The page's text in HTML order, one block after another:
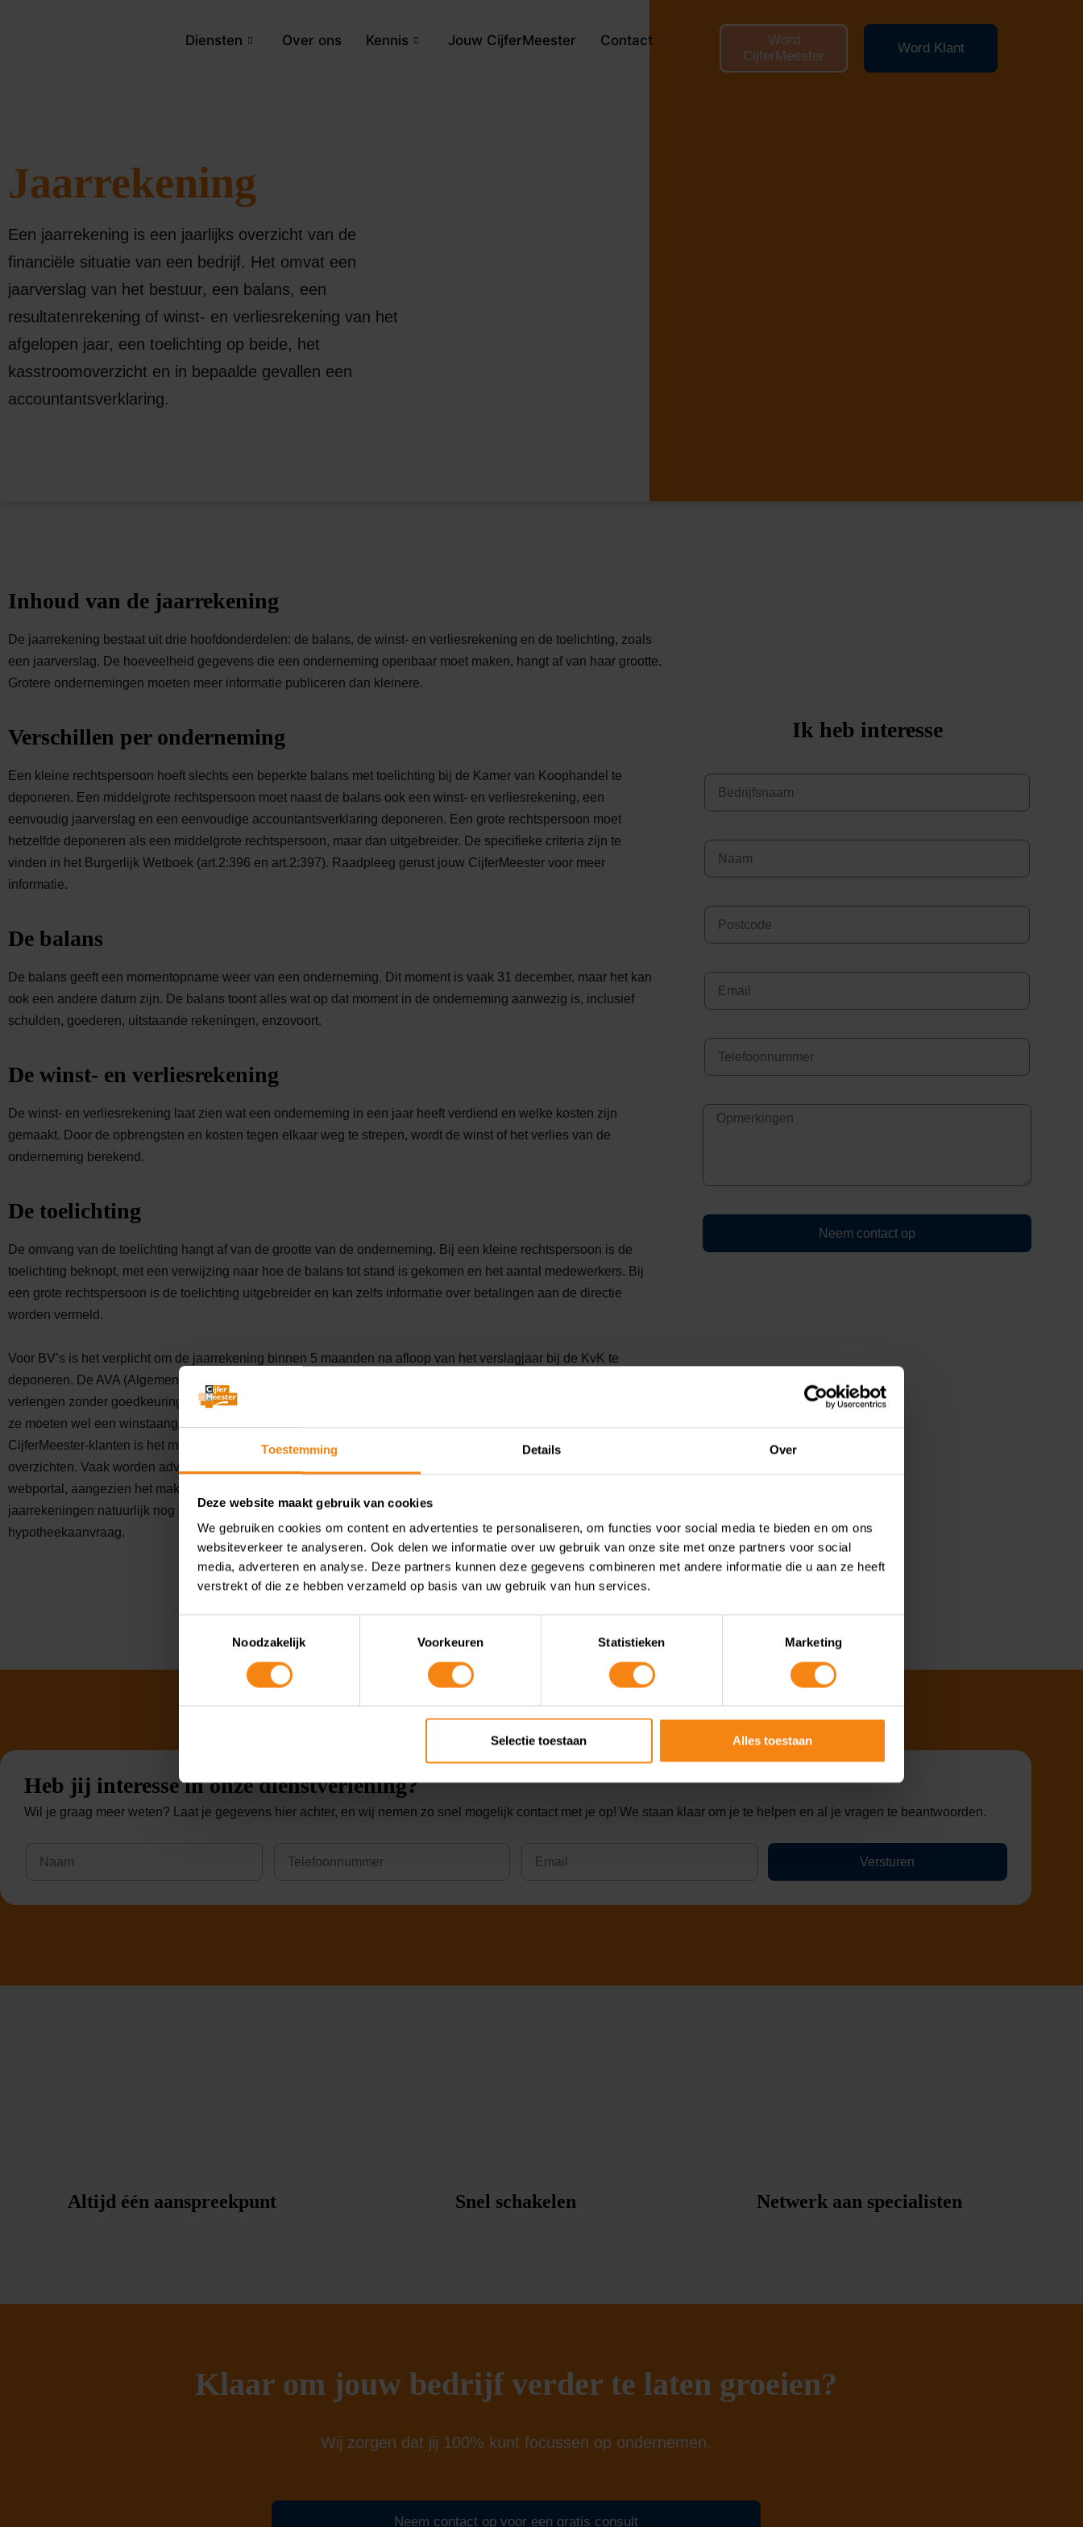
Toestemming Details Over
Deze website maakt gebruik van cookies
We gebruiken cookies om content en advertenties te personaliseren, om functies voor social media te bieden en om ons
websiteverkeer te analyseren. Ook delen we informatie over uw gebruik van onze site met onze partners voor social
media, adverteren en analyse. Deze partners kunnen deze gegevens combineren met andere informatie die u aan ze heeft
verstrekt of die ze hebben verzameld op basis van uw gebruik van hun services.
Noodzakelijk
Voorkeuren Statistieken Marketing
Selectie toestaan Alles toestaan
Diensten Over ons Kennis Jouw CijferMeester Contact
Word
CijferMeester
Word Klant
Jaarrekening
Een jaarrekening is een jaarlijks overzicht van de
financiële situatie van een bedrijf. Het omvat een
jaarverslag van het bestuur, een balans, een
resultatenrekening of winst- en verliesrekening van het
afgelopen jaar, een toelichting op beide, het
kasstroomoverzicht en in bepaalde gevallen een
accountantsverklaring.
Inhoud van de jaarrekening
De jaarrekening bestaat uit drie hoofdonderdelen: de balans, de winst- en verliesrekening en de toelichting, zoals
een jaarverslag. De hoeveelheid gegevens die een onderneming openbaar moet maken, hangt af van haar grootte.
Grotere ondernemingen moeten meer informatie publiceren dan kleinere.
Verschillen per onderneming
Een kleine rechtspersoon hoeft slechts een beperkte balans met toelichting bij de Kamer van Koophandel te
deponeren. Een middelgrote rechtspersoon moet naast de balans ook een winst- en verliesrekening, een
eenvoudig jaarverslag en een eenvoudige accountantsverklaring deponeren. Een grote rechtspersoon moet
hetzelfde deponeren als een middelgrote rechtspersoon, maar dan uitgebreider. De specifieke criteria zijn te
vinden in het Burgerlijk Wetboek (art.2:396 en art.2:397). Raadpleeg gerust jouw CijferMeester voor meer
informatie.
De balans
De balans geeft een momentopname weer van een onderneming. Dit moment is vaak 31 december, maar het kan
ook een andere datum zijn. De balans toont alles wat op dat moment in de onderneming aanwezig is, inclusief
schulden, goederen, uitstaande rekeningen, enzovoort.
De winst- en verliesrekening
De winst- en verliesrekening laat zien wat een onderneming in een jaar heeft verdiend en welke kosten zijn
gemaakt. Door de opbrengsten en kosten tegen elkaar weg te strepen, wordt de winst of het verlies van de
onderneming berekend.
De toelichting
De omvang van de toelichting hangt af van de grootte van de onderneming. Bij een kleine rechtspersoon is de
toelichting beknopt, met een verwijzing naar hoe de balans tot stand is gekomen en het aantal medewerkers. Bij
een grote rechtspersoon is de toelichting uitgebreider en kan zelfs informatie over betalingen aan de directie
worden vermeld.
Voor BV’s is het verplicht om de jaarrekening binnen 5 maanden na afloop van het verslagjaar bij de KvK te
deponeren. De AVA (Algemene Vergadering van Aandeelhouders) kan besluiten deze termijn met 6 maanden te
verlengen zonder goedkeuring van de KvK. IB-ondernemers zijn niet verplicht om een jaarrekening te maken, maar
ze moeten wel een winstaangifte bij de belastingdienst indienen, die vergelijkbaar is met een jaarrekening. Bij
CijferMeester-klanten is het mogelijk om via een webportal inzicht te krijgen in de boekhouding met handige
overzichten. Vaak worden adviesgesprekken gevoerd op basis van actuelere managementinformatie uit de
webportal, aangezien het maken van een jaarrekening vaak enige tijd in beslag neemt. Indien nodig kunnen
jaarrekeningen natuurlijk nog steeds worden geleverd, bijvoorbeeld voor bankzaken zoals een
hypotheekaanvraag.
Ik heb interesse
Neem contact op
Heb jij interesse in onze dienstverlening?
Wil je graag meer weten? Laat je gegevens hier achter, en wij nemen zo snel mogelijk contact met je op! We staan klaar om je te helpen en al je vragen te beantwoorden.
Versturen
Altijd één aanspreekpunt Snel schakelen Netwerk aan specialisten
Klaar om jouw bedrijf verder te laten groeien?
Wij zorgen dat jij 100% kunt focussen op ondernemen.
Neem contact op voor een gratis consult